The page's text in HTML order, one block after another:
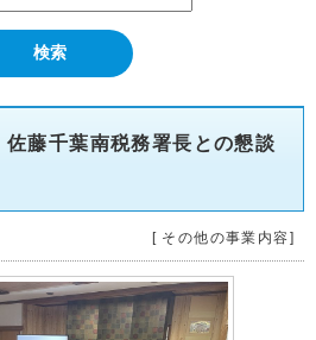
藤千葉南税務署長との懇談
[ その他の事業内容]